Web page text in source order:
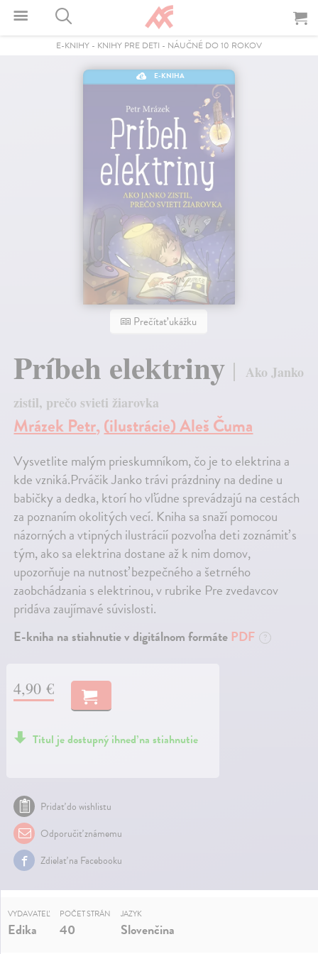
E-KNIHY - KNIHY PRE DETI - NÁUČNÉ DO 10 ROKOV
E-KNIHA
Prečítať ukážku
Príbeh elektriny
Ako Janko
zistil, prečo svieti žiarovka
Mrázek Petr,(ilustrácie) Aleš Čuma
Vysvetlite malým prieskumníkom, čo je to elektrina a
kde vzniká.Prváčik Janko trávi prázdniny na dedine u
babičky a dedka, ktorí ho vľúdne sprevádzajú na cestách
za poznaním okolitých vecí. Kniha sa snaží pomocou
názorných a vtipných ilustrácií pozvoľna deti zoznámiť s
tým, ako sa elektrina dostane až k nim domov,
upozorňuje na nutnosť bezpečného a šetrného
zaobchádzania s elektrinou, v rubrike Pre zvedavcov
pridáva zaujímavé súvislosti.
E-kniha na stiahnutie v digitálnom formáte PDF ?
4,90 €
Titul je dostupný ihneď na stiahnutie
Pridať do wishlistu
Odporučiť známemu
Zdielať na Facebooku
VYDAVATEĽ
Edika
POČET STRÁN
40
JAZYK
Slovenčina